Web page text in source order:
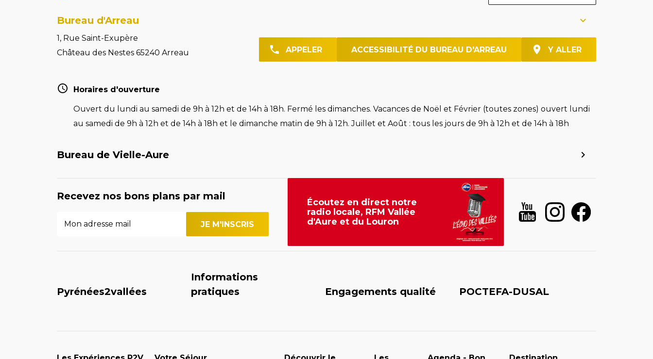
Bureau d'Arreau
1, Rue Saint-Exupère
Château des Nestes 65240 Arreau
APPELER ACCESSIBILITÉ DU BUREAU D'ARREAU Y ALLER
Horaires d'ouverture
Ouvert du lundi au samedi de 9h à 12h et de 14h à 18h. Fermé les dimanches. Vacances de Noël et Février (toutes zones) ouvert lundi
au samedi de 9h à 12h et de 14h à 18h et le dimanche matin de 9h à 12h. Juillet et Août : tous les jours de 9h à 12h et de 14h à 18h
Bureau de Vielle-Aure
Recevez nos bons plans par mail
Écoutez en direct notre
radio locale, RFM Vallée
d'Aure et du Louron
Pyrénées2vallées
Informations
pratiques
Engagements qualité POCTEFA-DUSAL